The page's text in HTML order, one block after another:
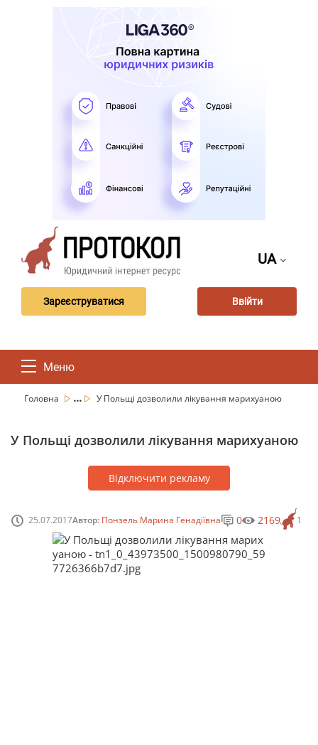
UA
Зареєструватися Ввійти
Меню
Головна ... У Польщі дозволили лікування марихуаною
У Польщі дозволили лікування марихуаною
Відключити рекламу
25.07.2017Автор: Понзель Марина Генадіївна 1
0 2169